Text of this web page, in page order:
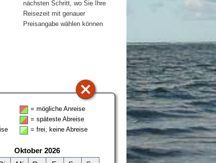
nächsten Schritt, wo Sie Ihre
Reisezeit mit genauer
Preisangabe wählen können